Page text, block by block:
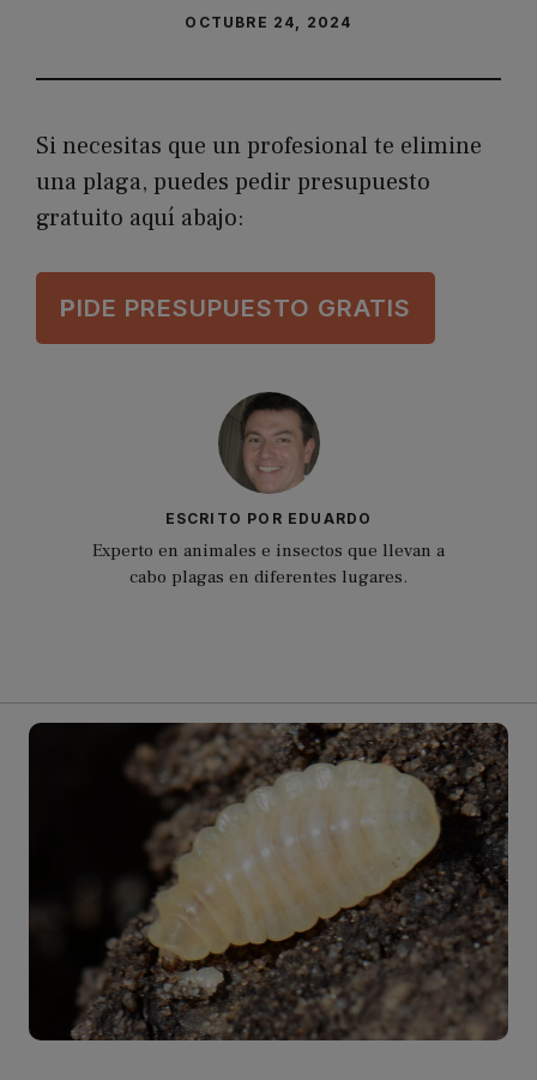
OCTUBRE 24, 2024
Si necesitas que un profesional te elimine
una plaga, puedes pedir presupuesto
gratuito aquí abajo:
PIDE PRESUPUESTO GRATIS
ESCRITO POR EDUARDO
Experto en animales e insectos que llevan a
cabo plagas en diferentes lugares.